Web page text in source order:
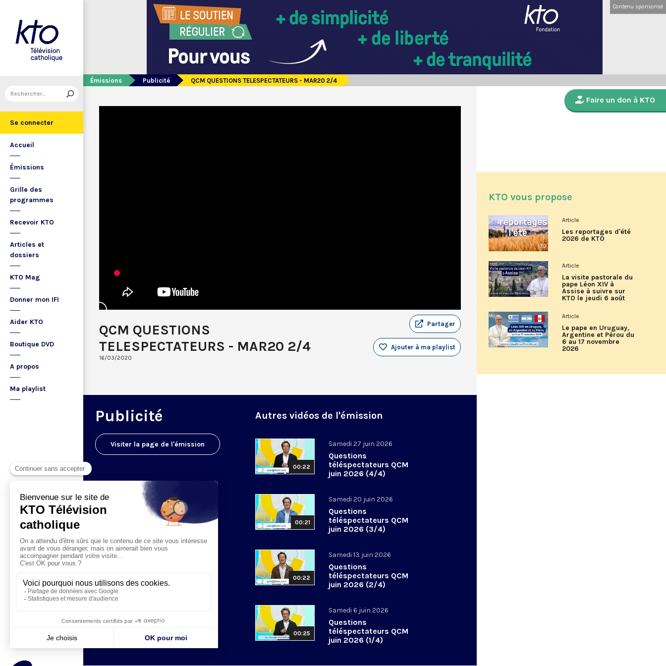
Se connecter
Accueil
Émissions
Grille des
programmes
Recevoir KTO
Articles et
dossiers
KTO Mag
Donner mon IFI
Aider KTO
Boutique DVD
A propos
Ma playlist
Contenu sponsorisé
Émissions Publicité QCM QUESTIONS TELESPECTATEURS - MAR20 2/4
QCM QUESTIONS
TELESPECTATEURS - MAR20 2/4
16/03/2020
Partager
Ajouter à ma playlist
Publicité
Visiter la page de l'émission
Autres vidéos de l'émission
00:22
Samedi 27 juin 2026
Questions
téléspectateurs QCM
juin 2026 (4/4)
00:21
Samedi 20 juin 2026
Questions
téléspectateurs QCM
juin 2026 (3/4)
00:22
Samedi 13 juin 2026
Questions
téléspectateurs QCM
juin 2026 (2/4)
00:25
Samedi 6 juin 2026
Questions
téléspectateurs QCM
juin 2026 (1/4)
Faire un don à KTO
KTO vous propose
Article
Les reportages d'été
2026 de KTO
Article
La visite pastorale du
pape Léon XIV à
Assise à suivre sur
KTO le jeudi 6 août
Article
Le pape en Uruguay,
Argentine et Pérou du
6 au 17 novembre
2026